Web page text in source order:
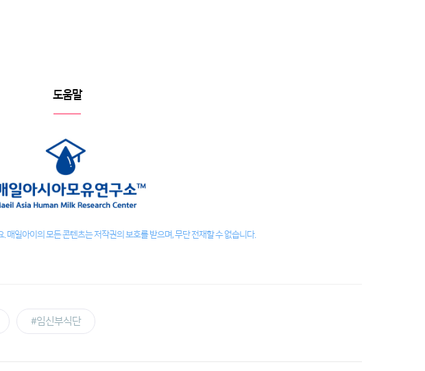
도움말
매일아이의 모든 콘텐츠는 저작권의 보호를 받으며, 무단 전재할 수 없습니다.
#임신부식단